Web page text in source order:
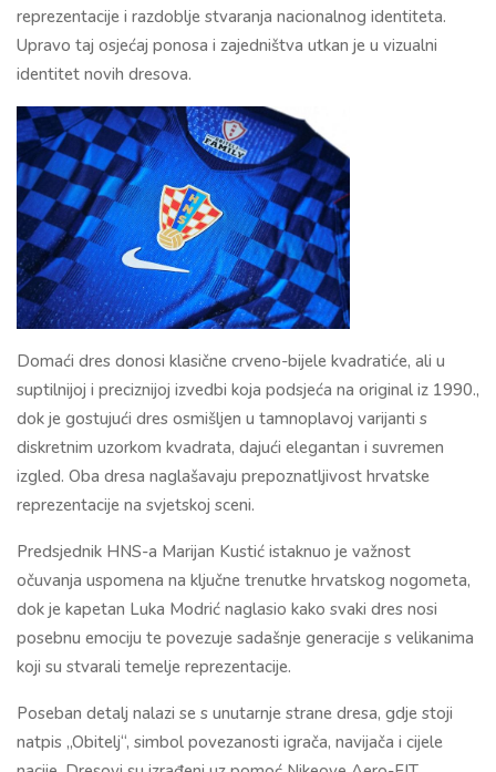
reprezentacije i razdoblje stvaranja nacionalnog identiteta.
Upravo taj osjećaj ponosa i zajedništva utkan je u vizualni
identitet novih dresova.
Domaći dres donosi klasične crveno-bijele kvadratiće, ali u
suptilnijoj i preciznijoj izvedbi koja podsjeća na original iz 1990.,
dok je gostujući dres osmišljen u tamnoplavoj varijanti s
diskretnim uzorkom kvadrata, dajući elegantan i suvremen
izgled. Oba dresa naglašavaju prepoznatljivost hrvatske
reprezentacije na svjetskoj sceni.
Predsjednik HNS-a Marijan Kustić istaknuo je važnost
očuvanja uspomena na ključne trenutke hrvatskog nogometa,
dok je kapetan Luka Modrić naglasio kako svaki dres nosi
posebnu emociju te povezuje sadašnje generacije s velikanima
koji su stvarali temelje reprezentacije.
Poseban detalj nalazi se s unutarnje strane dresa, gdje stoji
natpis „Obitelj“, simbol povezanosti igrača, navijača i cijele